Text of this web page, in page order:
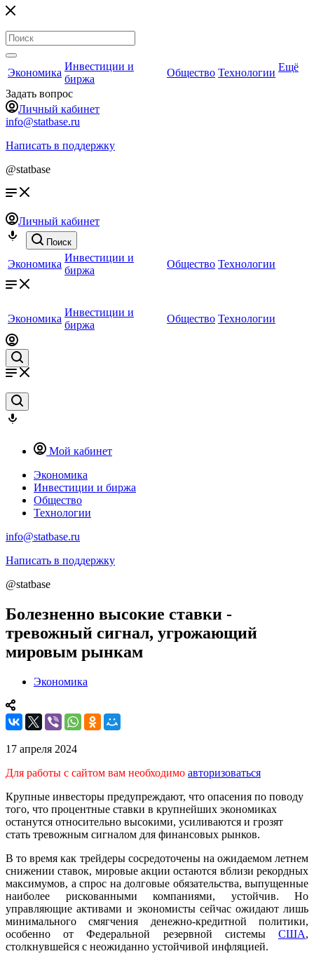
Экономика
Инвестиции и
биржа
Общество Технологии Ещё
Задать вопрос
Личный кабинет
info@statbase.ru
Написать в поддержку
@statbase
Личный кабинет
Поиск
Экономика
Инвестиции и
биржа
Общество Технологии
Экономика
Инвестиции и
биржа
Общество Технологии
Мой кабинет
Экономика
Инвестиции и биржа
Общество
Технологии
info@statbase.ru
Написать в поддержку
@statbase
Болезненно высокие ставки -
тревожный сигнал, угрожающий
мировым рынкам
Экономика
17 апреля 2024
Для работы с сайтом вам необходимо авторизоваться
Крупные инвесторы предупреждают, что опасения по поводу
того, что процентные ставки в крупнейших экономиках
останутся относительно высокими, усиливаются и грозят
стать тревожным сигналом для финансовых рынков.
В то время как трейдеры сосредоточены на ожидаемом летнем
снижении ставок, мировые акции остаются вблизи рекордных
максимумов, а спрос на долговые обязательства, выпущенные
наиболее рискованными компаниями, устойчив. Но
управляющие активами и экономисты сейчас ожидают лишь
минимального смягчения денежно-кредитной политики,
особенно от Федеральной резервной системы США,
столкнувшейся с неожиданно устойчивой инфляцией.